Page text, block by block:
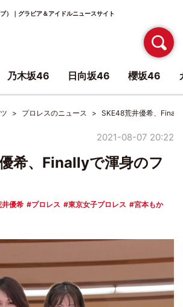
）｜グラビア＆アイドルニュースサイト
プロレスのニュース SKE48荒井優希、
2021-08-07 20:22
希、Finallyで渾身のフ
井優希 プロレス 東京女子プロレス
宮本もか
乃木坂46 日向坂46 櫻坂46